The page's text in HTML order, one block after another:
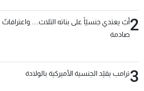
2أبٌ يعتدي جنسيّاً على بناته الثلاث… واعترافاتٌ
صادمة
3ترامب يقيّد الجنسية الأميركية بالولادة